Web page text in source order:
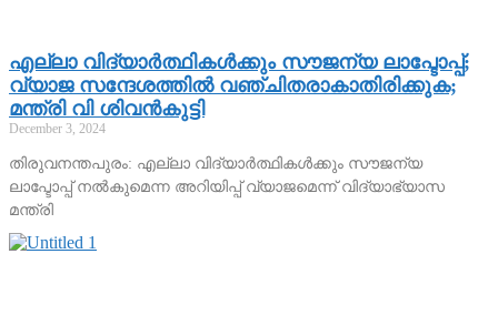
എല്ലാ വിദ്യാര്‍ത്ഥികള്‍ക്കും സൗജന്യ ലാപ്ടോപ്പ്;
വ്യാജ സന്ദേശത്തില്‍ വഞ്ചിതരാകാതിരിക്കുക;
മന്ത്രി വി ശിവന്‍കുട്ടി
December 3, 2024
തിരുവനന്തപുരം: എല്ലാ വിദ്യാര്‍ത്ഥികള്‍ക്കും സൗജന്യ
ലാപ്ടോപ്പ് നല്‍കുമെന്ന അറിയിപ്പ് വ്യാജമെന്ന് വിദ്യാഭ്യാസ
മന്ത്രി